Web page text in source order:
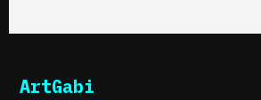
ArtGabi